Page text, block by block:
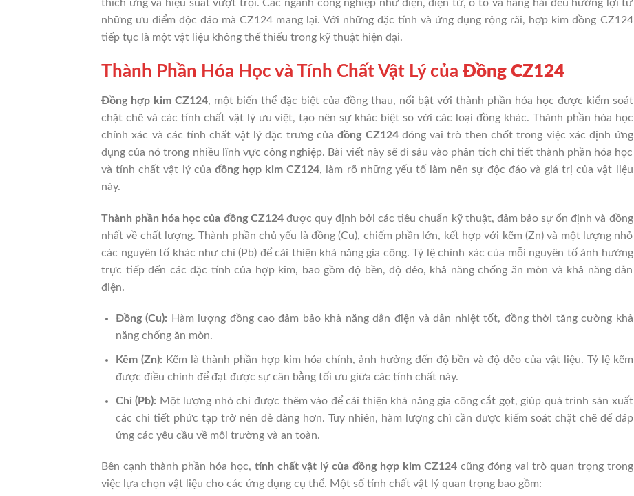
thích ứng và hiệu suất vượt trội. Các ngành công nghiệp như điện, điện tử, ô tô và hàng hải đều hưởng lợi từ
những ưu điểm độc đáo mà CZ124 mang lại. Với những đặc tính và ứng dụng rộng rãi, hợp kim đồng CZ124
tiếp tục là một vật liệu không thể thiếu trong kỹ thuật hiện đại.
Thành Phần Hóa Học và Tính Chất Vật Lý của Đồng CZ124
Đồng hợp kim CZ124, một biến thể đặc biệt của đồng thau, nổi bật với thành phần hóa học được kiểm soát
chặt chẽ và các tính chất vật lý ưu việt, tạo nên sự khác biệt so với các loại đồng khác. Thành phần hóa học
chính xác và các tính chất vật lý đặc trưng củađồng CZ124đóng vai trò then chốt trong việc xác định ứng
dụng của nó trong nhiều lĩnh vực công nghiệp. Bài viết này sẽ đi sâu vào phân tích chi tiết thành phần hóa học
và tính chất vật lý của đồng hợp kim CZ124, làm rõ những yếu tố làm nên sự độc đáo và giá trị của vật liệu
này.
Thành phần hóa học của đồng CZ124được quy định bởi các tiêu chuẩn kỹ thuật, đảm bảo sự ổn định và đồng
nhất về chất lượng. Thành phần chủ yếu là đồng (Cu), chiếm phần lớn, kết hợp với kẽm (Zn) và một lượng nhỏ
các nguyên tố khác như chì (Pb) để cải thiện khả năng gia công. Tỷ lệ chính xác của mỗi nguyên tố ảnh hưởng
trực tiếp đến các đặc tính của hợp kim, bao gồm độ bền, độ dẻo, khả năng chống ăn mòn và khả năng dẫn
điện.
Đồng (Cu): Hàm lượng đồng cao đảm bảo khả năng dẫn điện và dẫn nhiệt tốt, đồng thời tăng cường khả
năng chống ăn mòn.
Kẽm (Zn): Kẽm là thành phần hợp kim hóa chính, ảnh hưởng đến độ bền và độ dẻo của vật liệu. Tỷ lệ kẽm
được điều chỉnh để đạt được sự cân bằng tối ưu giữa các tính chất này.
Chì (Pb): Một lượng nhỏ chì được thêm vào để cải thiện khả năng gia công cắt gọt, giúp quá trình sản xuất
các chi tiết phức tạp trở nên dễ dàng hơn. Tuy nhiên, hàm lượng chì cần được kiểm soát chặt chẽ để đáp
ứng các yêu cầu về môi trường và an toàn.
Bên cạnh thành phần hóa học, tính chất vật lý của đồng hợp kim CZ124 cũng đóng vai trò quan trọng trong
việc lựa chọn vật liệu cho các ứng dụng cụ thể. Một số tính chất vật lý quan trọng bao gồm: